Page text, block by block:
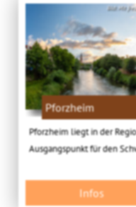
Bild: Mit
Pforzheim
Pforzheim liegt in der
Ausgangspunkt für den
Infos